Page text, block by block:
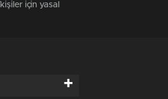
için yasal
+